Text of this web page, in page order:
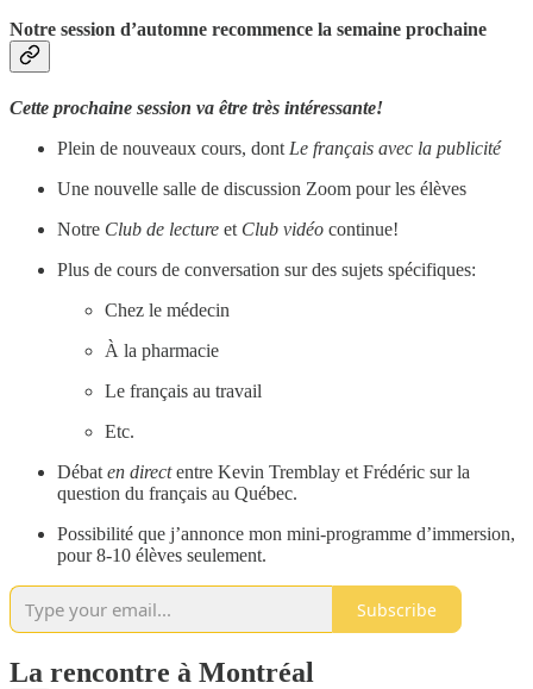
Notre session d’automne recommence la semaine prochaine
Cette prochaine session va être très intéressante!
Plein de nouveaux cours, dont Le français avec la publicité
Une nouvelle salle de discussion Zoom pour les élèves
Notre Club de lecture et Club vidéo continue!
Plus de cours de conversation sur des sujets spécifiques:
Chez le médecin
À la pharmacie
Le français au travail
Etc.
Débat en directentre Kevin Tremblay et Frédéric sur la
question du français au Québec.
Possibilité que j’annonce mon mini-programme d’immersion,
pour 8-10 élèves seulement.
Subscribe
La rencontre à Montréal